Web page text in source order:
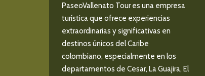
PaseoVallenato Tour es una empresa
turística que ofrece experiencias
extraordinarias y significativas en
destinos únicos del Caribe
colombiano, especialmente en los
departamentos de Cesar, La Guajira, El